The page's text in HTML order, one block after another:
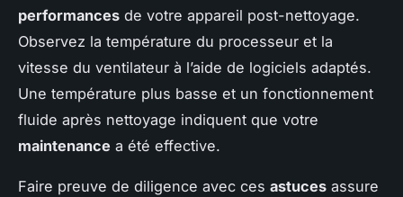
performances de votre appareil post-nettoyage.
Observez la température du processeur et la
vitesse du ventilateur à l’aide de logiciels adaptés.
Une température plus basse et un fonctionnement
fluide après nettoyage indiquent que votre
maintenance a été effective.
Faire preuve de diligence avec ces astuces assure